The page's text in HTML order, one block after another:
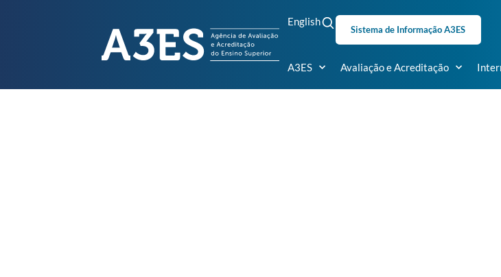
English
Sistema de Informação A3ES
A3ES Avaliação e Acreditação